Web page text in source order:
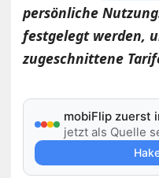
persönliche
festgelegt werden,
zugeschnittene
mobiFlip zuerst
jetzt als Quelle